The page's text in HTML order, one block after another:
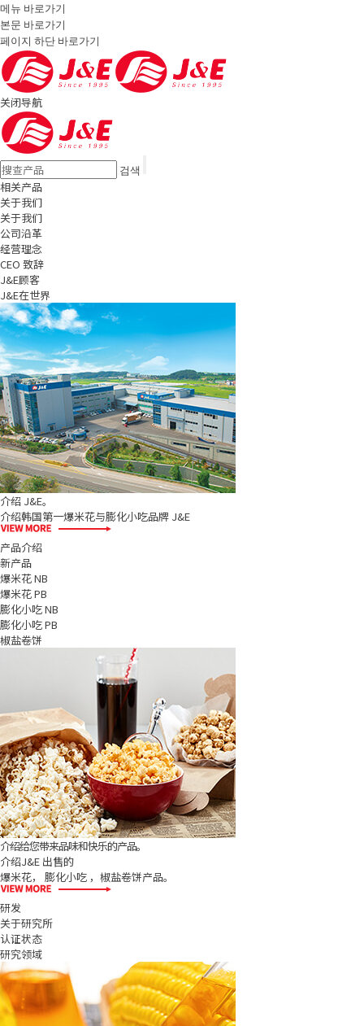
메뉴 바로가기
본문 바로가기
페이지 하단 바로가기
关闭导航
검색
相关产品
关于我们
关于我们
公司沿革
经营理念
CEO 致辞
J&E顾客
J&E在世界
介绍 J&E。
介绍韩国第一爆米花与膨化小吃品牌 J&E
产品介绍
新产品
爆米花 NB
爆米花 PB
膨化小吃 NB
膨化小吃 PB
椒盐卷饼
介绍给您带来品味和快乐的产品。
介绍J&E 出售的
爆米花， 膨化小吃 ，椒盐卷饼产品。
研发
关于研究所
认证状态
研究领域